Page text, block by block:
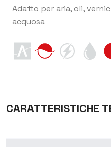
Adatto per aria, oli,
acquosa
CARATTERISTICHE